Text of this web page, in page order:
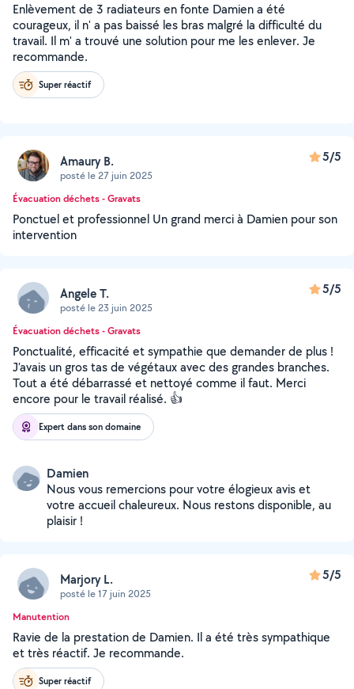
Enlèvement de 3 radiateurs en fonte Damien a été
courageux, il n' a pas baissé les bras malgré la difficulté du
travail. Il m' a trouvé une solution pour me les enlever. Je
recommande.
Super réactif
Amaury B.
posté le 27 juin 2025
5/5
Évacuation déchets - Gravats
Ponctuel et professionnel Un grand merci à Damien pour son
intervention
Angele T.
posté le 23 juin 2025
5/5
Évacuation déchets - Gravats
Ponctualité, efficacité et sympathie que demander de plus !
J’avais un gros tas de végétaux avec des grandes branches.
Tout a été débarrassé et nettoyé comme il faut. Merci
encore pour le travail réalisé. 👍
Expert dans son domaine
Damien
Nous vous remercions pour votre élogieux avis et
votre accueil chaleureux. Nous restons disponible, au
plaisir !
Marjory L.
posté le 17 juin 2025
5/5
Manutention
Ravie de la prestation de Damien. Il a été très sympathique
et très réactif. Je recommande.
Super réactif